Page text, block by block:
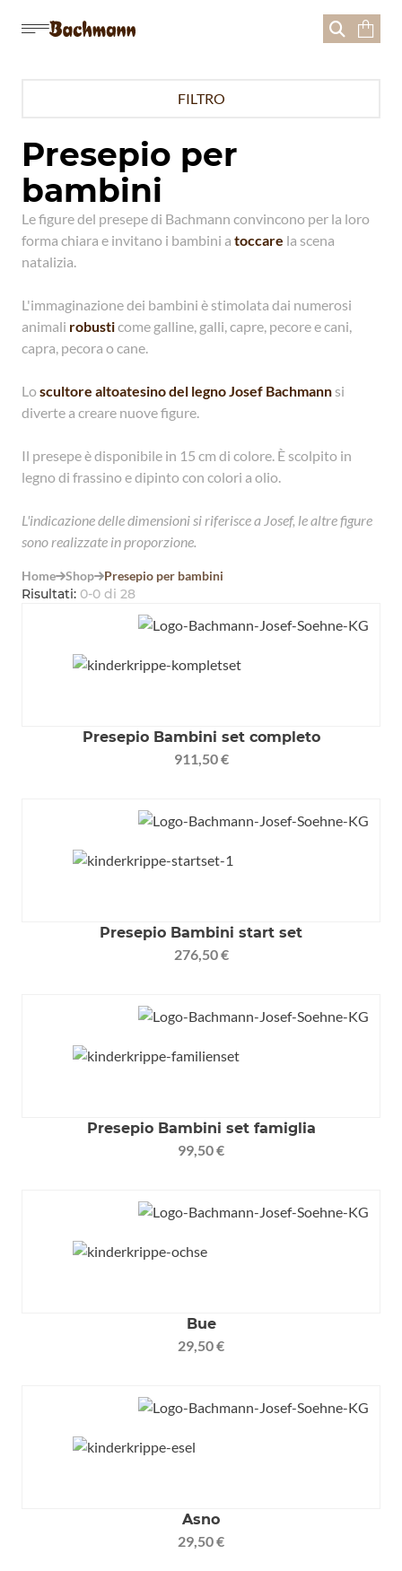
  
FILTRO
Presepio per
bambini
Le figure del presepe di Bachmann convincono per la loro
forma chiara e invitano i bambini a toccare la scena
natalizia.
L'immaginazione dei bambini è stimolata dai numerosi
animali robusticome galline, galli, capre, pecore e cani,
capra, pecora o cane.
Loscultore altoatesino del legno Josef Bachmann si
diverte a creare nuove figure.
Il presepe è disponibile in 15 cm di colore. È scolpito in
legno di frassino e dipinto con colori a olio.
L'indicazione delle dimensioni si riferisce a Josef, le altre figure
sono realizzate in proporzione.
HomeShopPresepio per bambini
Risultati: 0-0 di 28
Presepio Bambini set completo
911,50 €
Presepio Bambini start set
276,50 €
Presepio Bambini set famiglia
99,50 €
Bue
29,50 €
Asno
29,50 €